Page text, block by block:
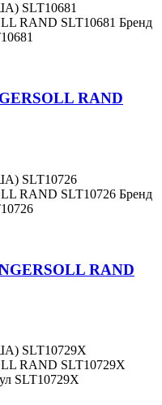
SLT10681
RAND SLT10681 Бренд
RAND
SLT10726
RAND SLT10726 Бренд
RAND
SLT10729X
RAND SLT10729X
SLT10729X